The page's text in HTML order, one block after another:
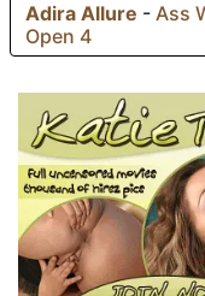
Adira Allure - Ass
Open 4